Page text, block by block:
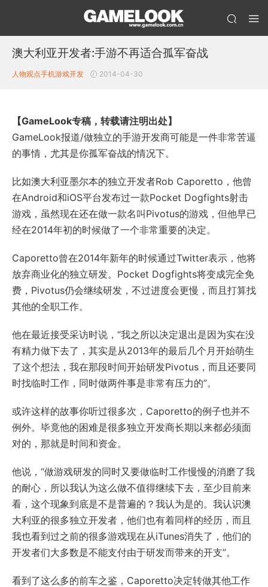
澳大利亚开发者:手游不再适合孤军奋战
人物观点手机游戏开发 2014-04-30
【GameLook专稿，转载请注明出处】
GameLook报道/做独立的手游开发商可能是一件非常苦逼
的事情，尤其是你孤军奋战的情况下。
比如澳大利亚墨尔本的独立开发者Rob Caporetto，他曾
在Android和iOS平台发布过一款Pocket Dogfights射击
游戏，虽然现在还在做一款名叫Pivotus的游戏，但他早已
经在2014年初的时候做了一个非常重要的决定。
Caporetto曾在2014年新年的时候通过Twitter表示，他将
放弃商业化的独立研发。Pocket Dogfights将变成完全免
费，Pivotus仍会继续研发，不过进度会更慢，而且打算找
其他的全职工作。
他在最近接受采访时说，“我之所以决定退出是因为实在没
有精力做下去了，其实是从2013年的最后几个月开始萌生
了这个想法，我在那段时间开始研发Pivotus，而且还要同
时找临时工作，同时做两件事是非常有压力的”。
或许这样的故事你听过很多次，Caporetto的例子也并不
例外。毕竟他的困难是很多独立开发商长期以来都必须面
对的，那就是时间和资金。
他说，“做游戏研发的同时又要做临时工作慢慢的消磨了我
的耐心，所以我认为这么做不值得继续下去，至少目前来
看，这个现象到底是不是普遍的？我认为是的。我认识澳
大利亚的很多独立开发者，他们也有着同样的经历，而且
我也看到过之前的很多游戏现在从iTunes消失了，他们的
开发者们大多数是不能支付由于研发而带来的开支”。
看到了这么多的前车之鉴，Caporetto决定转做其他工作